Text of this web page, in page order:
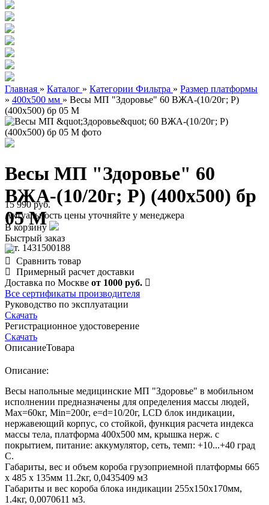
Главная » Каталог » Категории Фильтра » Размер платформы
» 400х500 мм » Весы МП "Здоровье" 60 ВЖА-(10/20г; Р)
(400х500) бр 05 М
Весы МП "Здоровье" 60
ВЖА-(10/20г; Р) (400х500) бр
05 М
арт. 1431500188
15 990 руб.
Актуальность цены уточняйте у менеджера
В корзину
Быстрый заказ
Сравнить товар
Примерный расчет доставки
Доставка по Москве от 1000 руб.
Все сертификаты производителя
Руководство по эксплуатации
Скачать
Регистрационное удостоверение
Скачать
ОписаниеТовара
Описание:
Весы напольные медицинские МП "Здоровье" в мобильном
исполнении предназначены для определения массы людей,
Мах=60кг, Min=200г, e=d=10/20г, LCD блок индикации,
нержавеющий корпус, со стойкой, функция расчета индекса
массы тела, платформа 400х500 мм, крышка нерж. с
покрытием, питание: аккумулятор, сеть, темп: +10...+40 град
С.
Габариты, вес и объем короба грузоприемной платформы 665
х 485 х 135мм 11.2кг, 0,0435409 м3
Габариты и вес короба блока индикации 255х150х170мм,
1.4кг, 0,0070611 м3.